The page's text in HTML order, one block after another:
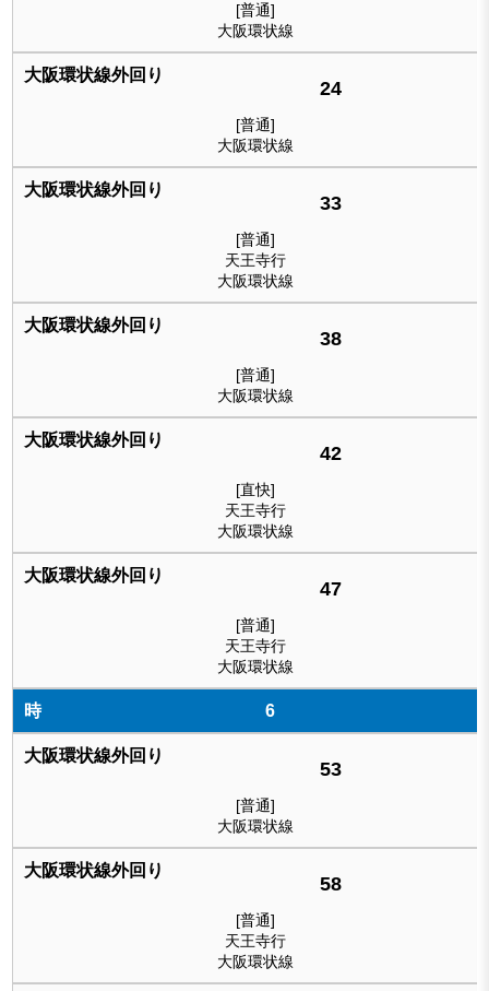
[普通]
大阪環状線
24
[普通]
大阪環状線
33
[普通]
天王寺行
大阪環状線
38
[普通]
大阪環状線
42
[直快]
天王寺行
大阪環状線
47
[普通]
天王寺行
大阪環状線
6
53
[普通]
大阪環状線
58
[普通]
天王寺行
大阪環状線